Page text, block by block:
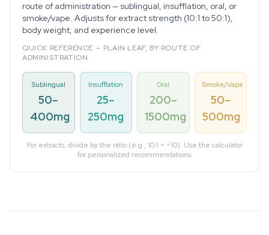
route of administration — sublingual, insufflation, oral, or
smoke/vape. Adjusts for extract strength (10:1 to 50:1),
body weight, and experience level.
QUICK REFERENCE — PLAIN LEAF, BY ROUTE OF
ADMINISTRATION
Sublingual
50–
400mg
Insufflation
25–
250mg
Oral
200–
1500mg
Smoke/Vape
50–
500mg
For extracts, divide by the ratio (e.g., 10:1 = ÷10). Use the calculator
for personalized recommendations.